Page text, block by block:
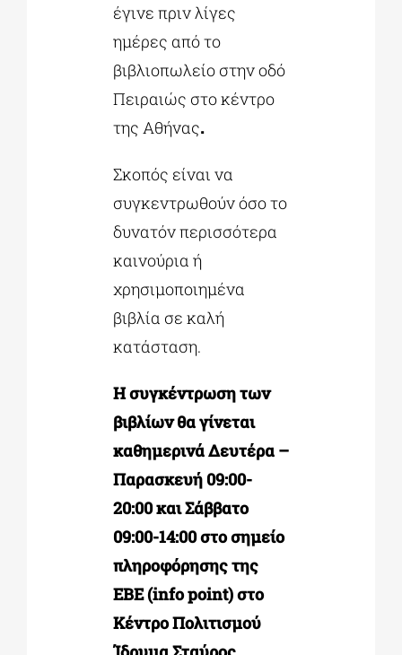
έγινε πριν λίγες
ημέρες από το
βιβλιοπωλείο στην οδό
Πειραιώς στο κέντρο
της Αθήνας.
Σκοπός είναι να
συγκεντρωθούν όσο το
δυνατόν περισσότερα
καινούρια ή
χρησιμοποιημένα
βιβλία σε καλή
κατάσταση.
Η συγκέντρωση των
βιβλίων θα γίνεται
καθημερινάΔευτέρα –
Παρασκευή 09:00-
20:00 και Σάββατο
09:00-14:00 στο σημείο
πληροφόρησης της
ΕΒΕ (info point) στο
Κέντρο Πολιτισμού